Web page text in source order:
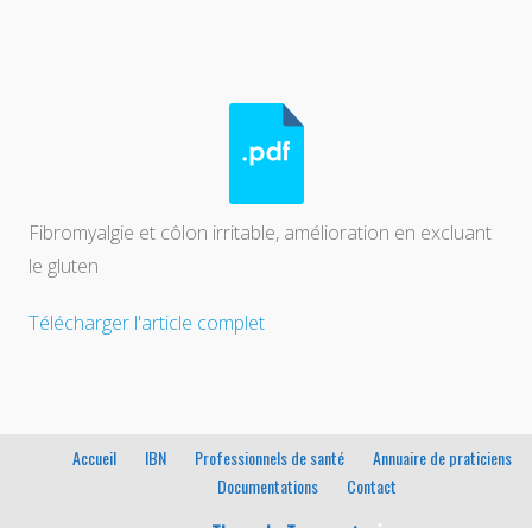
Fibromyalgie et côlon irritable, amélioration en excluant
le gluten
Télécharger l'article complet
Accueil IBN Professionnels de santé
Annuaire de praticiens
Documentations
Contact